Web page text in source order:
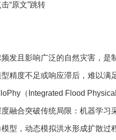
“原文”跳转
发且影响广泛的自然灾害，
精度不足或响应滞后，难以满
（Integrated Flood
融合突破传统局限：机器学
型，动态模拟洪水形成扩散过